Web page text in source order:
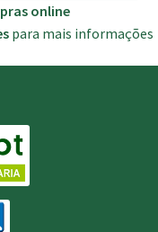
online
para mais informações